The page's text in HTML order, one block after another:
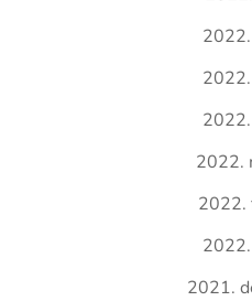
2022.
2022.
2021.